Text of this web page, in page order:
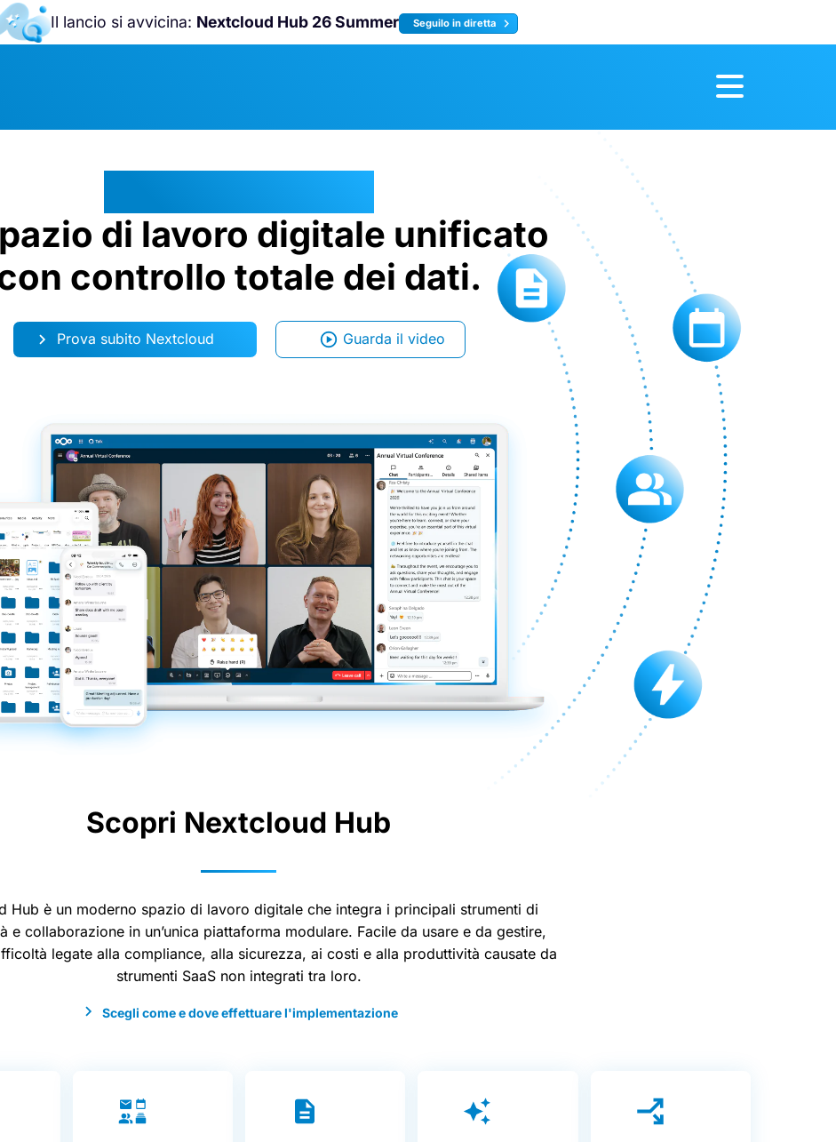
Il lancio si avvicina: Nextcloud Hub 26 Summer Seguilo in diretta
di lavoro digitale unificato
controllo totale dei dati.
Prova subito Nextcloud Guarda il video
Scopri Nextcloud Hub
Hub è un moderno spazio di lavoro digitale che integra i principali strumenti di
e collaborazione in un’unica piattaforma modulare. Facile da usare e da gestire,
legate alla compliance, alla sicurezza, ai costi e alla produttività causate da
strumenti SaaS non integrati tra loro.
Scegli come e dove effettuare l'implementazione